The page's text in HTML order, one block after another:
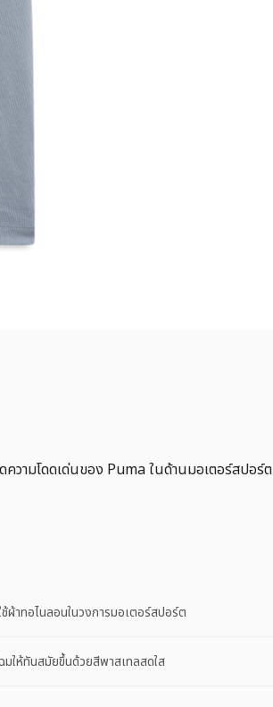
วามโดดเด่นของ Puma ในด้านมอเตอร์สปอร์ต
ผ้าทอไนลอนในวงการมอเตอร์สปอร์ต
มให้ทันสมัยขึ้นด้วยสีพาสเทลสดใส